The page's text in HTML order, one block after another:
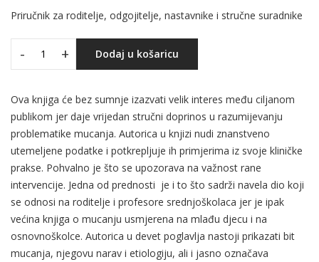
Priručnik za roditelje, odgojitelje, nastavnike i stručne suradnike
- + Dodaj u košaricu
Ova knjiga će bez sumnje izazvati velik interes među ciljanom
publikom jer daje vrijedan stručni doprinos u razumijevanju
problematike mucanja. Autorica u knjizi nudi znanstveno
utemeljene podatke i potkrepljuje ih primjerima iz svoje kliničke
prakse. Pohvalno je što se upozorava na važnost rane
intervencije. Jedna od prednosti je i to što sadrži navela dio koji
se odnosi na roditelje i profesore srednjoškolaca jer je ipak
većina knjiga o mucanju usmjerena na mlađu djecu i na
osnovnoškolce. Autorica u devet poglavlja nastoji prikazati bit
mucanja, njegovu narav i etiologiju, ali i jasno označava